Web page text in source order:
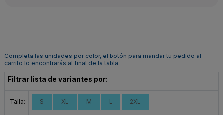
Completa las unidades por color, el botón para mandar tu pedido al
carrito lo encontrarás al final de la tabla.
Filtrar lista de variantes por:
Talla: S XL M L 2XL